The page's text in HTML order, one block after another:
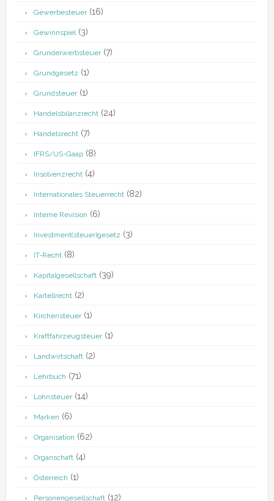
Gewerbesteuer(16)
Gewinnspiel (3)
Grunderwerbsteuer(7)
Grundgesetz (1)
Grundsteuer(1)
Handelsbilanzrecht(24)
Handelsrecht(7)
IFRS/US-Gaap(8)
Insolvenzrecht(4)
Internationales Steuerrecht(82)
Interne Revision (6)
Investment(steuer)gesetz (3)
IT-Recht(8)
Kapitalgesellschaft(39)
Kartellrecht(2)
Kirchensteuer(1)
Kraftfahrzeugsteuer(1)
Landwirtschaft(2)
Lehrbuch (71)
Lohnsteuer(14)
Marken (6)
Organisation (62)
Organschaft(4)
Österreich (1)
Personengesellschaft(12)